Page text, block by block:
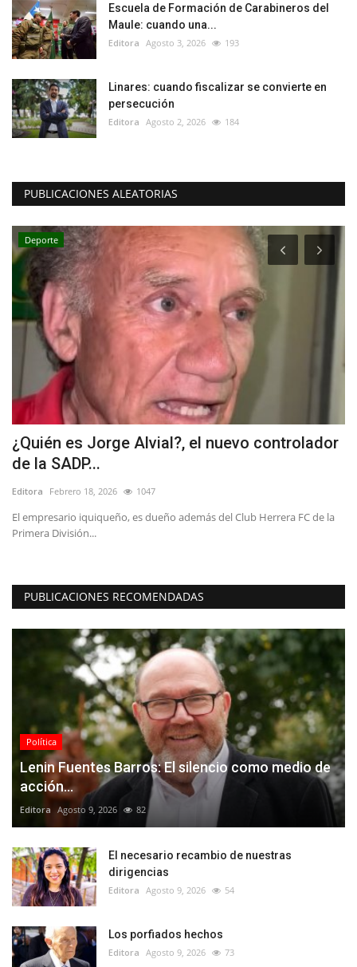
Escuela de Formación de Carabineros del
Maule: cuando una...
Editora Agosto 3, 2026 193
Linares: cuando fiscalizar se convierte en
persecución
Editora Agosto 2, 2026 184
PUBLICACIONES ALEATORIAS
Deporte
¿Quién es Jorge Alvial?, el nuevo controlador
de la SADP...
Editora Febrero 18, 2026 1047
El empresario iquiqueño, es dueño además del Club Herrera FC de la
Primera División...
PUBLICACIONES RECOMENDADAS
Política
Lenin Fuentes Barros: El silencio como medio de
acción...
Editora Agosto 9, 2026 82
El necesario recambio de nuestras
dirigencias
Editora Agosto 9, 2026 54
Los porfiados hechos
Editora Agosto 9, 2026 73